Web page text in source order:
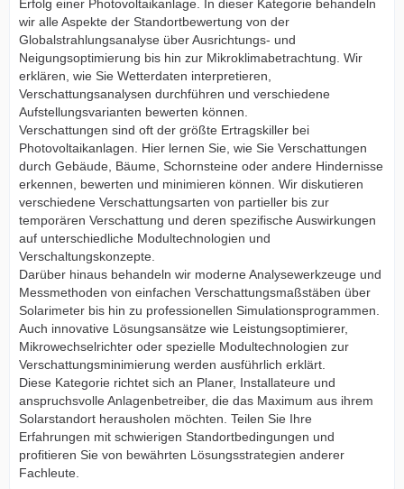
Erfolg einer Photovoltaikanlage. In dieser Kategorie behandeln
wir alle Aspekte der Standortbewertung von der
Globalstrahlungsanalyse über Ausrichtungs- und
Neigungsoptimierung bis hin zur Mikroklimabetrachtung. Wir
erklären, wie Sie Wetterdaten interpretieren,
Verschattungsanalysen durchführen und verschiedene
Aufstellungsvarianten bewerten können.
Verschattungen sind oft der größte Ertragskiller bei
Photovoltaikanlagen. Hier lernen Sie, wie Sie Verschattungen
durch Gebäude, Bäume, Schornsteine oder andere Hindernisse
erkennen, bewerten und minimieren können. Wir diskutieren
verschiedene Verschattungsarten von partieller bis zur
temporären Verschattung und deren spezifische Auswirkungen
auf unterschiedliche Modultechnologien und
Verschaltungskonzepte.
Darüber hinaus behandeln wir moderne Analysewerkzeuge und
Messmethoden von einfachen Verschattungsmaßstäben über
Solarimeter bis hin zu professionellen Simulationsprogrammen.
Auch innovative Lösungsansätze wie Leistungsoptimierer,
Mikrowechselrichter oder spezielle Modultechnologien zur
Verschattungsminimierung werden ausführlich erklärt.
Diese Kategorie richtet sich an Planer, Installateure und
anspruchsvolle Anlagenbetreiber, die das Maximum aus ihrem
Solarstandort herausholen möchten. Teilen Sie Ihre
Erfahrungen mit schwierigen Standortbedingungen und
profitieren Sie von bewährten Lösungsstrategien anderer
Fachleute.